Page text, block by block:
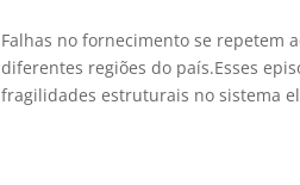
Falhas no fornecimento se repetem
diferentes regiões do país.Esses
fragilidades estruturais no sistema